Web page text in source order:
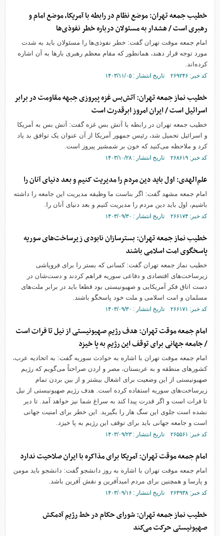
خطیب جمعه تهران: موضع نظام در رابطه با آمریکا، موضع امام و
رهبری است / هشدار به مسئولان درباره خطر نفوذی‌ها
امام جمعه موقت تهران گفت: خطر نفوذی‌ها را مسئولان باید به شدت
مورد توجه قرار دهند، همانطور که مقام معظم رهبری بار‌ها به آن اشاره
کرده‌اند.
کد خبر: ۲۶۹۲۴۶ تاریخ انتشار : ۱۴۰۳/۱۱/۰۵
خطیب نماز جمعه تهران: آتش‌بس غزه پیروزی جبهه مقاومت در برابر
اسرائیل است / ایران امروز ابرقدرت است
خطیب جمعه تهران در رابطه با آتش بس غزه گفت: آتش بس به آمریکا
و اسرائیل تحمیل شد، رئیس جمهور آمریکا از آن عنوان یک توافق بد یاد
کرد و ملاحظه می‌کنید که خون بر شمشیر پیروز است.
کد خبر: ۲۶۸۶۱۹ تاریخ انتشار : ۱۴۰۳/۱۰/۲۸
علم‌الهدی: اول باید دین مردم را مدیریت کنیم و بعد دنیای آنان را
امام جمعه مشهد گفت: اگر بناست ما وظیفه مدیریت این جامعه را داشته
باشیم، اول باید دین مردم را مدیریت کنیم و بعد دنیای آنان را.
کد خبر: ۲۶۶۱۷۴ تاریخ انتشار : ۱۴۰۳/۰۹/۳۰
خطیب نماز جمعه تهران: بسترسازان نابودی زیرساخت‌های سوریه
پاسخگوی امت اسلامی باشند
خطیب نماز جمعه تهران گفت: کسانی که بستر را برای فروپاشی
زیرساخت‌های اقتصادی و دفاعی سوریه فراهم کردند و دست‌شان در
دست اتاق فکر آمریکایی و صهیونیستی بود قطعا باید در برابر ملت‌های
مسلمان و امت اسلامی و ملت خود پاسخگو باشند.
کد خبر: ۲۶۶۱۷۱ تاریخ انتشار : ۱۴۰۳/۰۹/۳۰
امام جمعه موقت تهران: هدف رژیم صهیونیستی از نیل تا فرات است
/ جامعه جهانی برای توقف این رژیم به پا خیزد
امام جمعه موقت تهران با اشاره به حوادث سوریه گفت: به اتحادیه عرب،
کشور‌های منطقه و به عربستان، مصر و اردن صراحتاً می‌گویم که رژیم
صهیونیستی از این وضعیت برای اشغال بیشتر و از بین بردن تمام
زیرساخت‌های سوریه استفاده کرده است. هدف رژیم صهیونیستی از نیل
تا فرات است و اگر قدرت پیدا کند به سراغ شما نیز خواهد آمد. تا دیر
نشده است جلوی این سگ هار را بگیرید. این خطر برای امنیت جهانی
است و جامعه جهانی باید برای توقف این رژیم به پا خیزد.
کد خبر: ۲۶۵۵۶۱ تاریخ انتشار : ۱۴۰۳/۰۹/۲۳
امام جمعه موقت تهران: آمریکا برای مذاکره با ایران صلاحیت ندارد
امام جمعه موقت تهران با اشاره به روز دانشجو گفت: دانشجو باید مومن
و پارسا و همچنین برای مردم امیدآفرین و نقش آفرین باشد.
کد خبر: ۲۶۴۹۳۸ تاریخ انتشار : ۱۴۰۳/۰۹/۱۶
خطیب نماز جمعه تهران: شورای حکام در خط رژیم آدمکش
صهیونیستی حرکت می‌کند